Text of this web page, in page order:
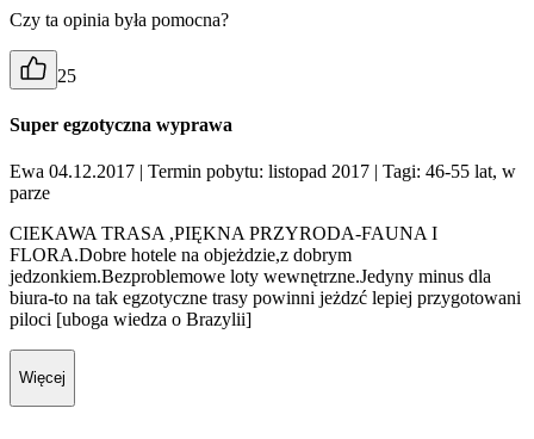
Czy ta opinia była pomocna?
25
Super egzotyczna wyprawa
Ewa 04.12.2017 | Termin pobytu: listopad 2017 | Tagi: 46-55 lat, w
parze
CIEKAWA TRASA ,PIĘKNA PRZYRODA-FAUNA I
FLORA.Dobre hotele na objeżdzie,z dobrym
jedzonkiem.Bezproblemowe loty wewnętrzne.Jedyny minus dla
biura-to na tak egzotyczne trasy powinni jeżdzć lepiej przygotowani
piloci [uboga wiedza o Brazylii]
Więcej